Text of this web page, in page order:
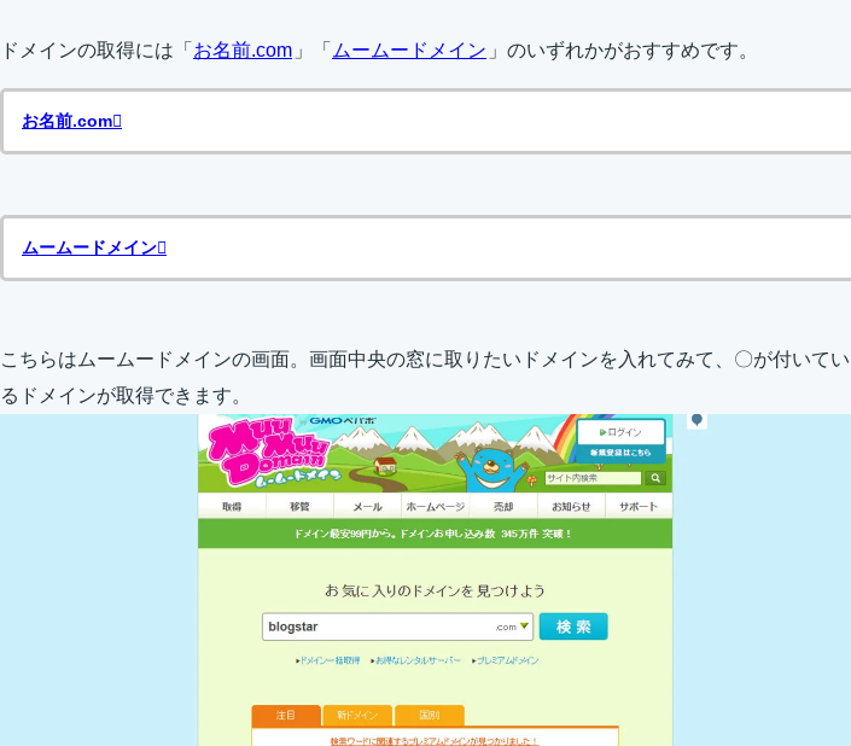
ドメインの取得には「 お名前.com 」「 ムームードメイン 」のいずれかがおすすめです。
お名前.com
ムームードメイン
こちらはムームードメインの画面。画面中央の窓に取りたいドメインを入れてみて、〇が付いてい
るドメインが取得できます。